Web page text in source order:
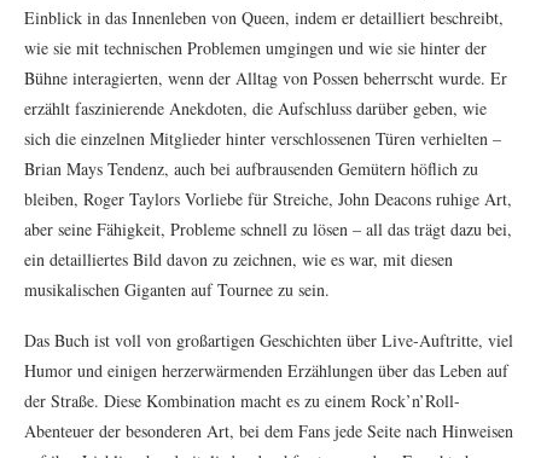
Einblick in das Innenleben von Queen, indem er detailliert beschreibt,
wie sie mit technischen Problemen umgingen und wie sie hinter der
Bühne interagierten, wenn der Alltag von Possen beherrscht wurde. Er
erzählt faszinierende Anekdoten, die Aufschluss darüber geben, wie
sich die einzelnen Mitglieder hinter verschlossenen Türen verhielten –
Brian Mays Tendenz, auch bei aufbrausenden Gemütern höflich zu
bleiben, Roger Taylors Vorliebe für Streiche, John Deacons ruhige Art,
aber seine Fähigkeit, Probleme schnell zu lösen – all das trägt dazu bei,
ein detailliertes Bild davon zu zeichnen, wie es war, mit diesen
musikalischen Giganten auf Tournee zu sein.
Das Buch ist voll von großartigen Geschichten über Live-Auftritte, viel
Humor und einigen herzerwärmenden Erzählungen über das Leben auf
der Straße. Diese Kombination macht es zu einem Rock’n’Roll-
Abenteuer der besonderen Art, bei dem Fans jede Seite nach Hinweisen